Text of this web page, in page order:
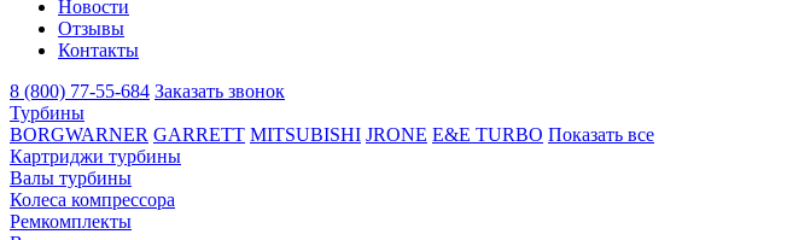
Новости
Отзывы
Контакты
8 (800) 77-55-684 Заказать звонок
Турбины
BORGWARNER GARRETT MITSUBISHI JRONE E&E TURBO Показать все
Картриджи турбины
Валы турбины
Колеса компрессора
Ремкомплекты